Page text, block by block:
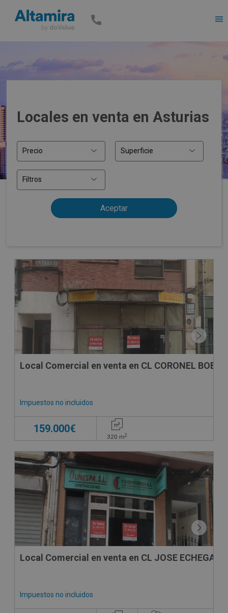
Locales en venta en Asturias
Precio Superficie
Filtros
SUJETO A IVA
Local Comercial en venta en CL CORONEL
Impuestos no incluidos
159.000€
320 m2
SUJETO A IVA
Local Comercial en venta en CL JOSE
Impuestos no incluidos